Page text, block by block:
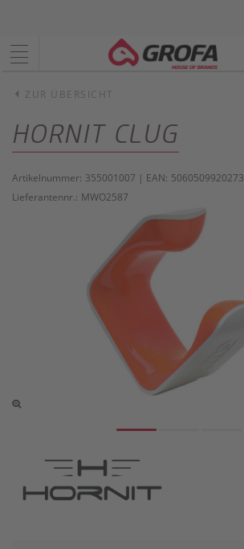
ZUR ÜBERSICHT
HORNIT CLUG
Artikelnummer: 355001007 | EAN: 5060509920273
Lieferantennr.: MWO2587